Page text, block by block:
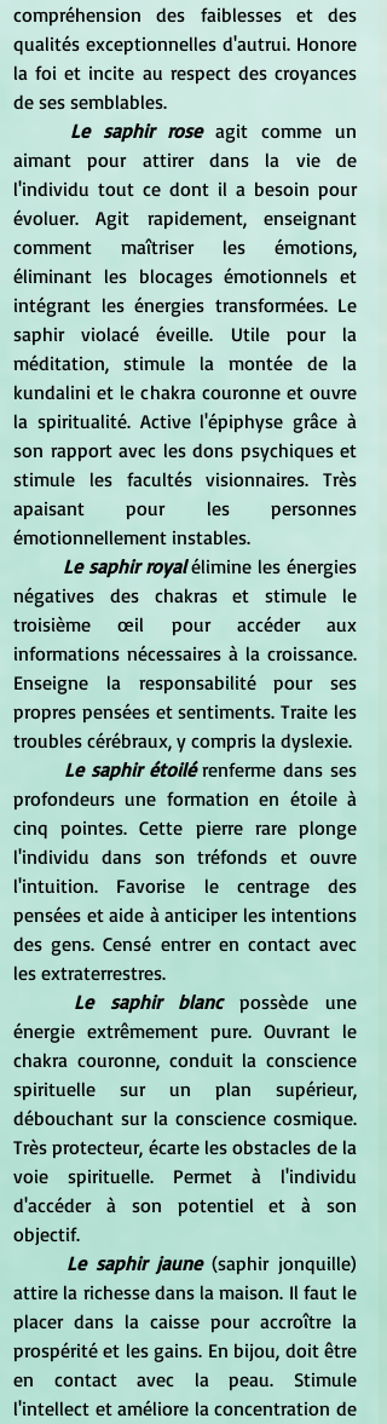
compréhension des faiblesses et des
qualités exceptionnelles d'autrui. Honore
la foi et incite au respect des croyances
de ses semblables.
Le saphir rose agit comme un
aimant pour attirer dans la vie de
l'individu tout ce dont il a besoin pour
évoluer. Agit rapidement, enseignant
comment maîtriser les émotions,
éliminant les blocages émotionnels et
intégrant les énergies transformées. Le
saphir violacé éveille. Utile pour la
méditation, stimule la montée de la
kundalini et le chakra couronne et ouvre
la spiritualité. Active l'épiphyse grâce à
son rapport avec les dons psychiques et
stimule les facultés visionnaires. Très
apaisant pour les personnes
émotionnellement instables.
Le saphir royal élimine les énergies
négatives des chakras et stimule le
troisième œil pour accéder aux
informations nécessaires à la croissance.
Enseigne la responsabilité pour ses
propres pensées et sentiments. Traite les
troubles cérébraux, y compris la dyslexie.
Le saphir étoilé renferme dans ses
profondeurs une formation en étoile à
cinq pointes. Cette pierre rare plonge
l'individu dans son tréfonds et ouvre
l'intuition. Favorise le centrage des
pensées et aide à anticiper les intentions
des gens. Censé entrer en contact avec
les extraterrestres.
Le saphir blanc possède une
énergie extrêmement pure. Ouvrant le
chakra couronne, conduit la conscience
spirituelle sur un plan supérieur,
débouchant sur la conscience cosmique.
Très protecteur, écarte les obstacles de la
voie spirituelle. Permet à l'individu
d'accéder à son potentiel et à son
objectif.
Le saphir jaune (saphir jonquille)
attire la richesse dans la maison. Il faut le
placer dans la caisse pour accroître la
prospérité et les gains. En bijou, doit être
en contact avec la peau. Stimule
l'intellect et améliore la concentration de